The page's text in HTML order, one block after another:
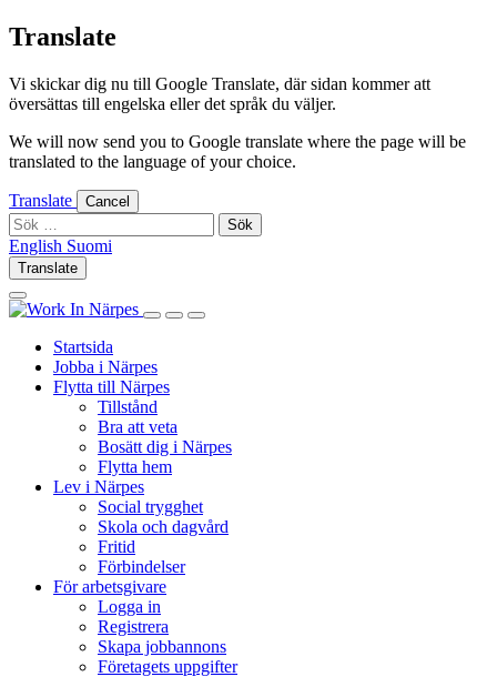
Skip
to
Translate
Vi skickar dig nu till Google Translate, där sidan kommer att
översättas till engelska eller det språk du väljer.
We will now send you to Google translate where the page will be
translated to the language of your choice.
Translate Cancel
Sök
efter:
English English
Suomi
Translate
Log
inSearch
this
LogSearchShow
Startsida
Jobba i Närpes
Flytta till Närpes
Tillstånd
Bra att veta
Bosätt dig i Närpes
Flytta hem
Lev i Närpes
Social trygghet
Skola och dagvård
Fritid
Förbindelser
För arbetsgivare
Logga in
Registrera
Skapa jobbannons
Företagets uppgifter